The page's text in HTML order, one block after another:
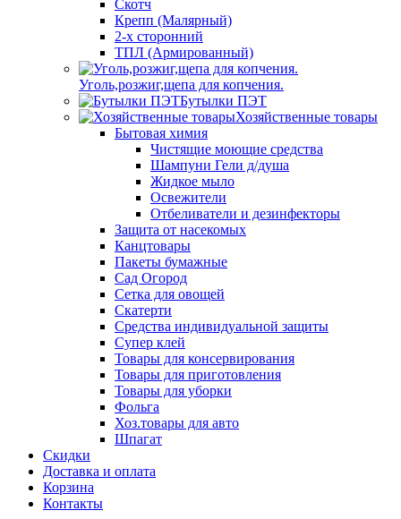
Скотч
Крепп (Малярный)
2-х сторонний
ТПЛ (Армированный)
Уголь,розжиг,щепа для копчения.
Бутылки ПЭТ
Хозяйственные товары
Бытовая химия
Чистящие моющие средства
Шампуни Гели д/душа
Жидкое мыло
Освежители
Отбеливатели и дезинфекторы
Защита от насекомых
Канцтовары
Пакеты бумажные
Сад Огород
Сетка для овощей
Скатерти
Средства индивидуальной защиты
Супер клей
Товары для консервирования
Товары для приготовления
Товары для уборки
Фольга
Хоз.товары для авто
Шпагат
Скидки
Доставка и оплата
Корзина
Контакты